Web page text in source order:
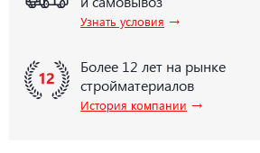
Узнать условия →
Более 12 лет на рынке
стройматериалов
История компании →